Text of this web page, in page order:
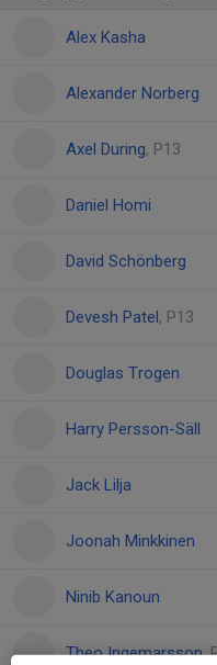
Alex Kasha
Alexander Norberg
Axel During, P13
Daniel Homi
David Schönberg
Devesh Patel, P13
Douglas Trogen
Harry Persson-Säll
Jack Lilja
Joonah Minkkinen
Ninib Kanoun
Theo Ingemarsson,